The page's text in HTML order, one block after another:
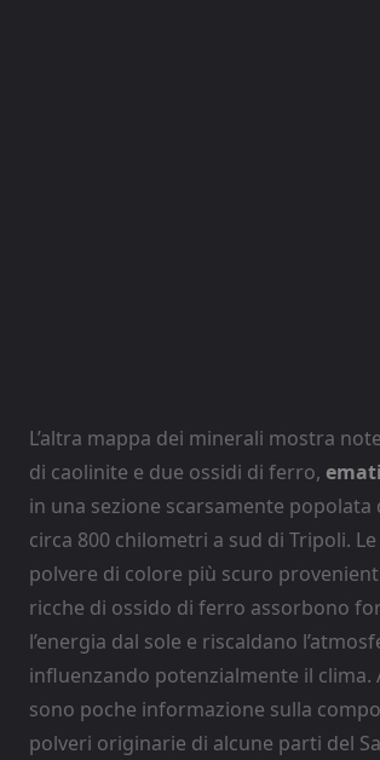
L’altra mappa dei minerali mostra
di caolinite e due ossidi di ferro,
in una sezione scarsamente popolata
circa 800 chilometri a sud di Tripoli.
polvere di colore più scuro
ricche di ossido di ferro assorbono
l’energia dal sole e riscaldano
influenzando potenzialmente il clima.
sono poche informazione sulla
polveri originarie di alcune parti del